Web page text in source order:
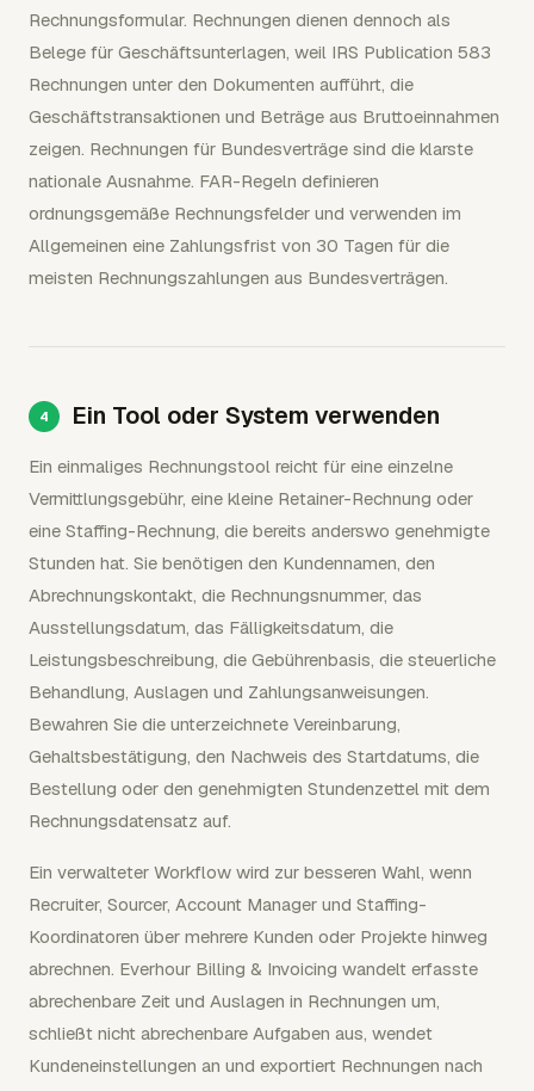
Rechnungsformular. Rechnungen dienen dennoch als
Belege für Geschäftsunterlagen, weil IRS Publication 583
Rechnungen unter den Dokumenten aufführt, die
Geschäftstransaktionen und Beträge aus Bruttoeinnahmen
zeigen. Rechnungen für Bundesverträge sind die klarste
nationale Ausnahme. FAR-Regeln definieren
ordnungsgemäße Rechnungsfelder und verwenden im
Allgemeinen eine Zahlungsfrist von 30 Tagen für die
meisten Rechnungszahlungen aus Bundesverträgen.
Ein Tool oder System verwenden
Ein einmaliges Rechnungstool reicht für eine einzelne
Vermittlungsgebühr, eine kleine Retainer-Rechnung oder
eine Staffing-Rechnung, die bereits anderswo genehmigte
Stunden hat. Sie benötigen den Kundennamen, den
Abrechnungskontakt, die Rechnungsnummer, das
Ausstellungsdatum, das Fälligkeitsdatum, die
Leistungsbeschreibung, die Gebührenbasis, die steuerliche
Behandlung, Auslagen und Zahlungsanweisungen.
Bewahren Sie die unterzeichnete Vereinbarung,
Gehaltsbestätigung, den Nachweis des Startdatums, die
Bestellung oder den genehmigten Stundenzettel mit dem
Rechnungsdatensatz auf.
Ein verwalteter Workflow wird zur besseren Wahl, wenn
Recruiter, Sourcer, Account Manager und Staffing-
Koordinatoren über mehrere Kunden oder Projekte hinweg
abrechnen. Everhour Billing & Invoicing wandelt erfasste
abrechenbare Zeit und Auslagen in Rechnungen um,
schließt nicht abrechenbare Aufgaben aus, wendet
Kundeneinstellungen an und exportiert Rechnungen nach